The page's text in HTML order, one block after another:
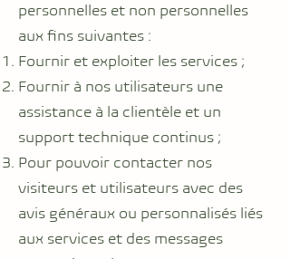
personnelles et non personnelles
aux fins suivantes :
Fournir et exploiter les services ;
Fournir à nos utilisateurs une
assistance à la clientèle et un
support technique continus ;
Pour pouvoir contacter nos
visiteurs et utilisateurs avec des
avis généraux ou personnalisés liés
aux services et des messages